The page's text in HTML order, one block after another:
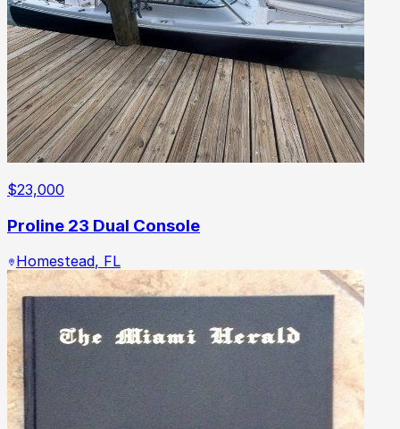
$23,000
Proline 23 Dual Console
Homestead, FL